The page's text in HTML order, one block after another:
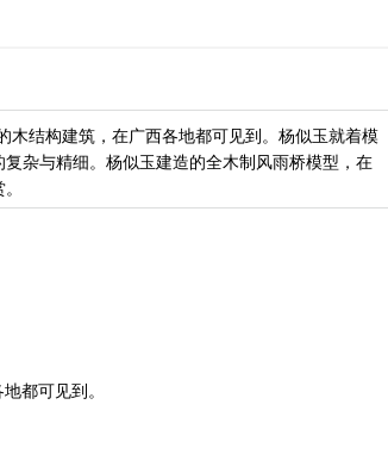
高考热门专业之建筑学
2013年4月22日
木结构建筑，在广西各地都可见到。杨似玉就着模
杂与精细。杨似玉建造的全木制风雨桥模型，在
都可见到。